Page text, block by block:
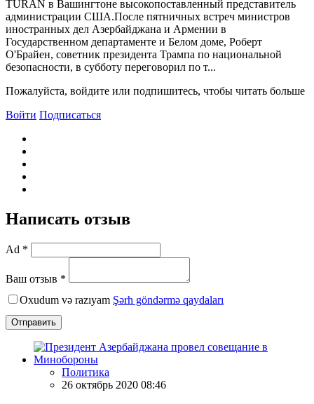
TURAN в Вашингтоне высокопоставленный представитель
администрации США.После пятничных встреч министров
иностранных дел Азербайджана и Армении в
Государственном департаменте и Белом доме, Роберт
О'Брайен, советник президента Трампа по национальной
безопасности, в субботу переговорил по т...
Пожалуйста, войдите или подпишитесь, чтобы читать больше
Войти Подписаться
Написать отзыв
Ad *
Ваш отзыв *
Oxudum və razıyam Şərh göndərmə qaydaları
Отправить
Политика
26 октябрь 2020 08:46